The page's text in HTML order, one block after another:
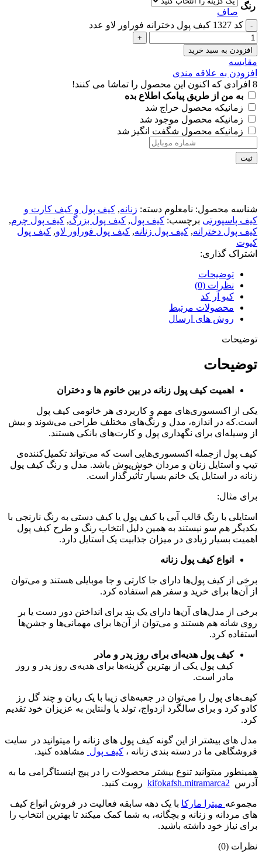
رنگ
صاف
کد 1327 کیف پول دخترانه فوراور لاو عدد
افزودن به سبد خرید
مقايسه
افزودن به علاقه مندی
8 افرادی که اکنون این محصول را تماشا می کنند!
به من از طریق پیامک اطلاع بده
زمانیکه محصول حراج شد
زمانیکه محصول موجود شد
زمانیکه محصول شگفت انگیز شد
ثبت
شناسه محصول: نامعلوم دسته: زنانه, کیف پول و کیف کارت و
کیف پاسپورتی برچسب: کیف پول, کیف پول بزرگ, کیف پول چرم,
کیف پول دخترانه, کیف پول زنانه, کیف پول فوراور لاو, کیف پول
کیوت
اشتراک گذاری:
توضیحات
نظرات (0)
کیو آر کد
محصولات مرتبط
روش های ارسال
توضیحات
توضیحات
اهمیت کیف پول زنانه در بین خانوم ها و دختران
یکی از اکسسوری‌های مهم و کاربردی هر خانومی کیف پول
است.که در اندازه، مدل و رنگ‌های مختلف طراحی می‌شوند و بیش
از وسیله‌ای برای نگهداری پول و کارت‌های بانکی هستند.
کیف پول ازجمله اکسسوری‌هایی است که می‌تواند تکمیل‌کننده‌ی
تیپ و استایل زنان و مردان خوش‌پوش باشد. مدل و رنگ کیف پول
زنانه در استایل یک خانم بسیار تأثیرگذار است.
برای مثال:
استایلی با رنگ قالب آبی با کیف پول یا کیف دستی به رنگ نارنجی با
یکدیگر هم سو نیستند به همین دلیل انتخاب رنگ و طرح کیف پول
اهمیت بسیار زیادی در میزان جذابیت یک استایل دارد.
انواع کیف پول زنانه
برخی از کیف پول‌ها دارای جا کارتی و جا موبایلی هستند و می‌توان
از آن‌ها برای خرید و سفر هم استفاده کرد.
برخی از مدل‌های آن‌ها دارای یک بند برای انداختن دور دست یا بر
روی شانه هم هستند و می‌توان از آن‌ها برای مهمانی‌ها و جشن‌ها
استفاده کرد.
کیف پول هدیه‌ای برای روز پدر و مادر
کیف پول یکی از بهترین گزینه‌ها برای هدیه‌ی روز پدر و روز
مادر است.
کیف‌های پول را می‌توان در جعبه‌های زیبا با یک ربان و چند گل رز
کادو کرد و برای سالگرد ازدواج، تولد یا ولنتاین به عزیزان خود تقدیم
کرد.
مدل های بیشتر از این گونه کیف پول های زنانه را میتوانید در سایت
فروشگاهی ما در دسته بندی زنانه ، کیف پول مشاهده کنید.
همینطور میتوانید تنوع بیشتر محصولات را در پیج اینستاگرامی ما به
آدرس kifokafsh.mitramarca2 رویت کنید.
مجموعه میترا مارکا با یک دهه سابقه فعالیت در فروش انواع کیف
های مردانه و زنانه و بچگانه، به شما کمک میکند تا بهترین انتخاب را
برای نیاز خود داشته باشید.
نظرات (0)